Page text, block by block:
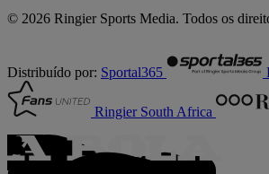
© 2026 Ringier Sports Media. Todos os
Distribuído por: Sportal365
Ringier South Africa